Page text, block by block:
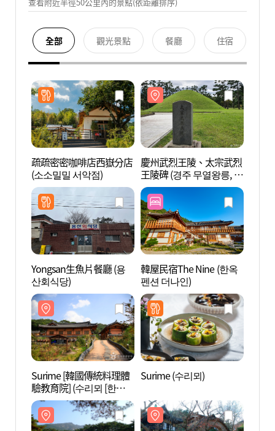
全部 觀光景點 餐廳 住宿
疏疏密密咖啡店西嶽分店
(소소밀밀 서악점)
慶州武烈王陵、太宗武烈
王陵碑 (경주 무열왕릉, 태
종무열왕릉비)
Yongsan生魚片餐廳 (용
산회식당)
韓屋民宿The Nine (한옥
펜션 더나인)
Surime [韓國傳統料理體
驗教育院] (수리뫼 [한국
전통음식체험교육원])
Surime (수리뫼)